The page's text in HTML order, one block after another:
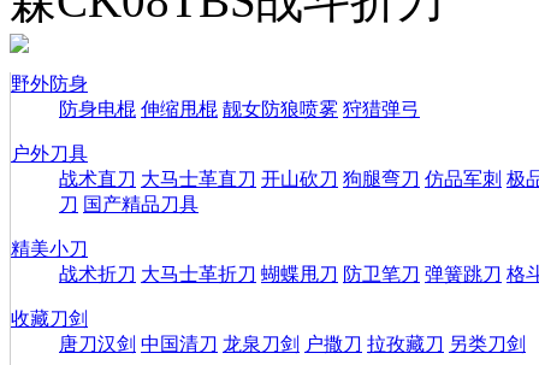
野外防身
防身电棍 伸缩甩棍 靓女防狼喷雾 狩猎弹弓
户外刀具
战术直刀 大马士革直刀 开山砍刀 狗腿弯刀 仿品军刺 极
刀 国产精品刀具
精美小刀
战术折刀 大马士革折刀 蝴蝶甩刀 防卫笔刀 弹簧跳刀 格
收藏刀剑
唐刀汉剑 中国清刀 龙泉刀剑 户撒刀 拉孜藏刀 另类刀剑